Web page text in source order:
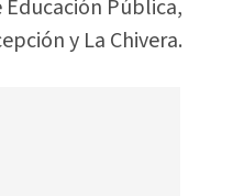
Pública,
y La Chivera.